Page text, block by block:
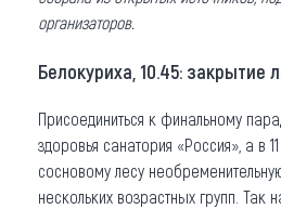
организаторов.
Белокуриха, 10.45: закрытие
Присоединиться к финальному
здоровья санатория «Россия», а в
сосновому лесу
нескольких возрастных групп. Так